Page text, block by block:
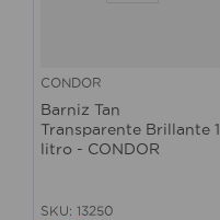
CONDOR
Barniz Tan
Transparente Brillante 1
litro - CONDOR
SKU: 13250